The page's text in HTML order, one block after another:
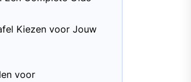
Kiezen voor Jouw
voor